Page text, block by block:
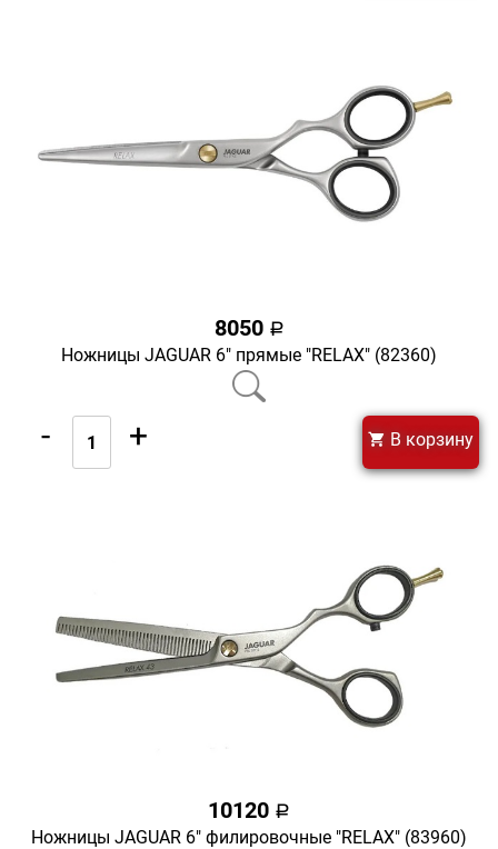
8050 a
Ножницы JAGUAR 6" прямые "RELAX" (82360)
- + В корзину
10120 a
Ножницы JAGUAR 6" филировочные "RELAX" (83960)